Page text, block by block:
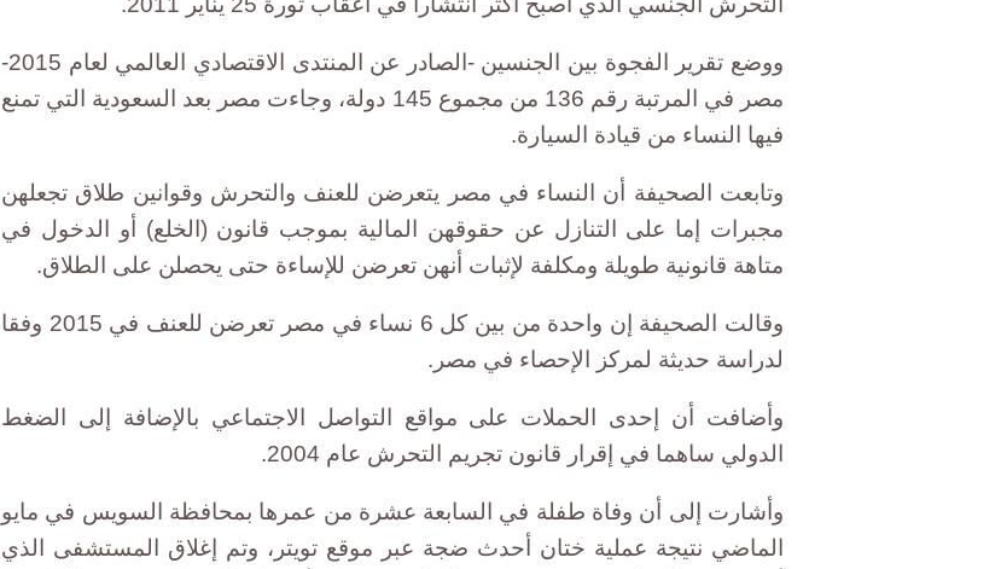
ووضع تقرير الفجوة بين الجنسين -الصادر عن المنتدى الاقتصادي العالمي لعام 2015-
مصر في المرتبة رقم 136 من مجموع 145 دولة، وجاءت مصر بعد السعودية التي تمنع
فيها النساء من قيادة السيارة.
وتابعت الصحيفة أن النساء في مصر يتعرضن للعنف والتحرش وقوانين طلاق تجعلهن
مجبرات إما على التنازل عن حقوقهن المالية بموجب قانون (الخلع) أو الدخول في
متاهة قانونية طويلة ومكلفة لإثبات أنهن تعرضن للإساءة حتى يحصلن على الطلاق.
وقالت الصحيفة إن واحدة من بين كل 6 نساء في مصر تعرضن للعنف في 2015 وفقا
لدراسة حديثة لمركز الإحصاء في مصر.
وأضافت أن إحدى الحملات على مواقع التواصل الاجتماعي بالإضافة إلى الضغط
الدولي ساهما في إقرار قانون تجريم التحرش عام 2004.
وأشارت إلى أن وفاة طفلة في السابعة عشرة من عمرها بمحافظة السويس في مايو
الماضي نتيجة عملية ختان أحدث ضجة عبر موقع تويتر، وتم إغلاق المستشفى الذي